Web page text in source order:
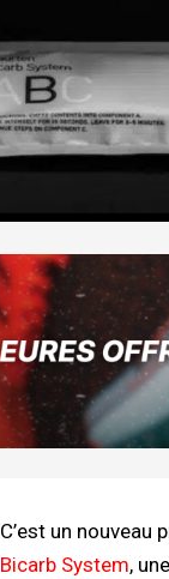
C’est un
Bicarb System,